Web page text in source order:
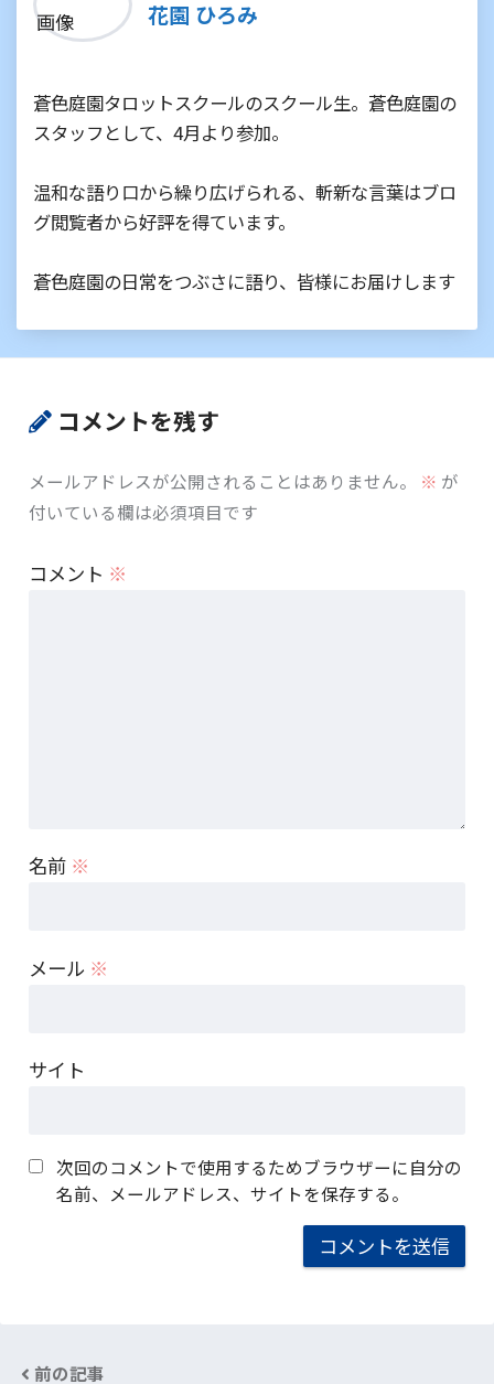
花園 ひろみ
蒼色庭園タロットスクールのスクール生。蒼色庭園の
スタッフとして、4月より参加。
温和な語り口から繰り広げられる、斬新な言葉はブロ
グ閲覧者から好評を得ています。
蒼色庭園の日常をつぶさに語り、皆様にお届けします
コメントを残す
メールアドレスが公開されることはありません。 ※ が
付いている欄は必須項目です
コメント ※
名前 ※
メール ※
サイト
次回のコメントで使用するためブラウザーに自分の
名前、メールアドレス、サイトを保存する。
前の記事